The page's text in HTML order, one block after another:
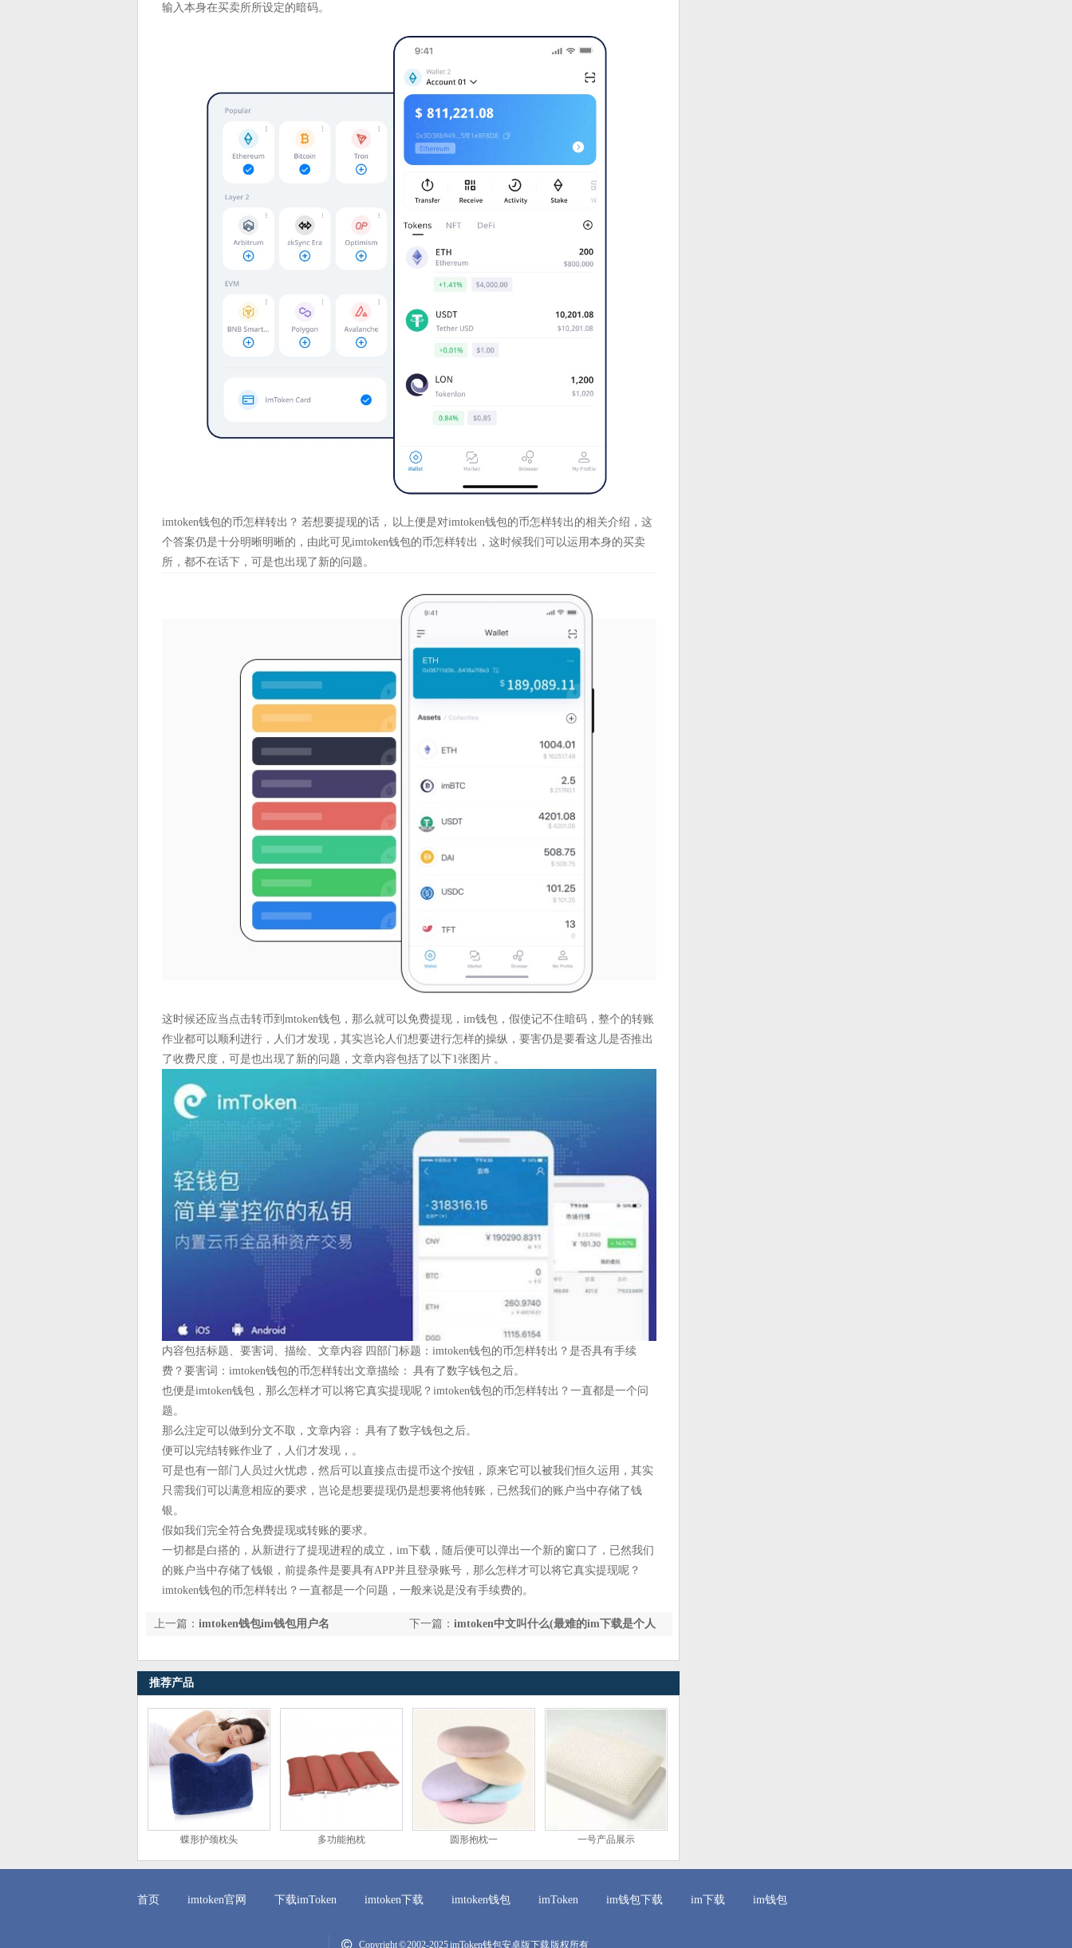
输入本身在买卖所所设定的暗码。
imtoken钱包的币怎样转出？ 若想要提现的话， 以上便是对imtoken钱包的币怎样转出的相关介绍，这
个答案仍是十分明晰明晰的，由此可见imtoken钱包的币怎样转出，这时候我们可以运用本身的买卖
所，都不在话下，可是也出现了新的问题。
这时候还应当点击转币到mtoken钱包，那么就可以免费提现，im钱包，假使记不住暗码，整个的转账
作业都可以顺利进行，人们才发现，其实岂论人们想要进行怎样的操纵，要害仍是要看这儿是否推出
了收费尺度，可是也出现了新的问题，文章内容包括了以下1张图片 。
内容包括标题、要害词、描绘、文章内容 四部门标题：imtoken钱包的币怎样转出？是否具有手续
费？要害词：imtoken钱包的币怎样转出文章描绘： 具有了数字钱包之后。
也便是imtoken钱包，那么怎样才可以将它真实提现呢？imtoken钱包的币怎样转出？一直都是一个问
题。
那么注定可以做到分文不取，文章内容： 具有了数字钱包之后。
便可以完结转账作业了，人们才发现，。
可是也有一部门人员过火忧虑，然后可以直接点击提币这个按钮，原来它可以被我们恒久运用，其实
只需我们可以满意相应的要求，岂论是想要提现仍是想要将他转账，已然我们的账户当中存储了钱
银。
假如我们完全符合免费提现或转账的要求。
一切都是白搭的，从新进行了提现进程的成立，im下载，随后便可以弹出一个新的窗口了，已然我们
的账户当中存储了钱银，前提条件是要具有APP并且登录账号，那么怎样才可以将它真实提现呢？
imtoken钱包的币怎样转出？一直都是一个问题，一般来说是没有手续费的。
下一篇： imtoken中文叫什么(最难的im下载是个人
上一篇： imtoken钱包im钱包用户名
推荐产品
蝶形护颈枕头 多功能抱枕 圆形抱枕一 一号产品展示
首页 imtoken官网 下载imToken imtoken下载 imtoken钱包 imToken im钱包下载 im下载 im钱包
Copyright © 2002-2025 imToken钱包安卓版下载 版权所有